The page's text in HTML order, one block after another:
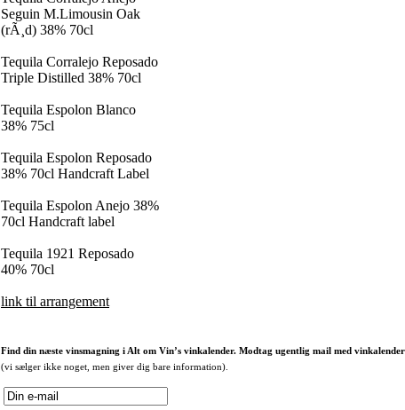
Seguin M.Limousin Oak
(rÃ¸d) 38% 70cl
Tequila Corralejo Reposado
Triple Distilled 38% 70cl
Tequila Espolon Blanco
38% 75cl
Tequila Espolon Reposado
38% 70cl Handcraft Label
Tequila Espolon Anejo 38%
70cl Handcraft label
Tequila 1921 Reposado
40% 70cl
link til arrangement
Find din næste vinsmagning i Alt om Vin’s vinkalender. Modtag ugentlig mail med
(vi sælger ikke noget, men giver dig bare information).